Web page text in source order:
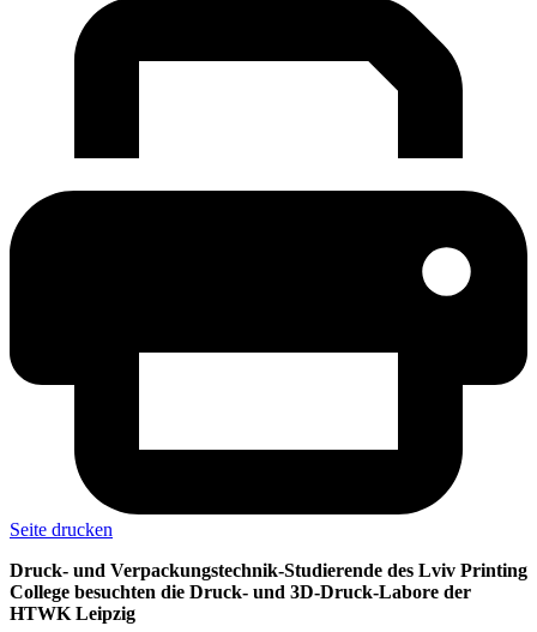
Seite drucken
Druck- und Verpackungstechnik-Studierende des Lviv Printing
College besuchten die Druck- und 3D-Druck-Labore der
HTWK Leipzig